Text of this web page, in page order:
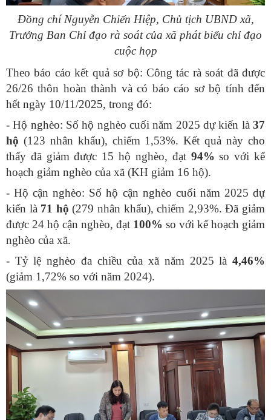
Đồng chí Nguyễn Chiến Hiệp, Chủ tịch UBND xã,
Trưởng Ban Chỉ đạo rà soát của xã phát biểu chỉ đạo
cuộc họp
Theo báo cáo kết quả sơ bộ: Công tác rà soát đã được
26/26 thôn hoàn thành và có báo cáo sơ bộ tính đến
hết ngày 10/11/2025, trong đó:
- Hộ nghèo: Số hộ nghèo cuối năm 2025 dự kiến là37
hộ (123 nhân khẩu), chiếm 1,53%. Kết quả này cho
thấy đã giảm được 15 hộ nghèo, đạt 94% so với kế
hoạch giảm nghèo của xã (KH giảm 16 hộ).
- Hộ cận nghèo: Số hộ cận nghèo cuối năm 2025 dự
kiến là 71 hộ (279 nhân khẩu), chiếm 2,93%. Đã giảm
được 24 hộ cận nghèo, đạt 100% so với kế hoạch giảm
nghèo của xã.
- Tỷ lệ nghèo đa chiều của xã năm 2025 là 4,46%
(giảm 1,72% so với năm 2024).